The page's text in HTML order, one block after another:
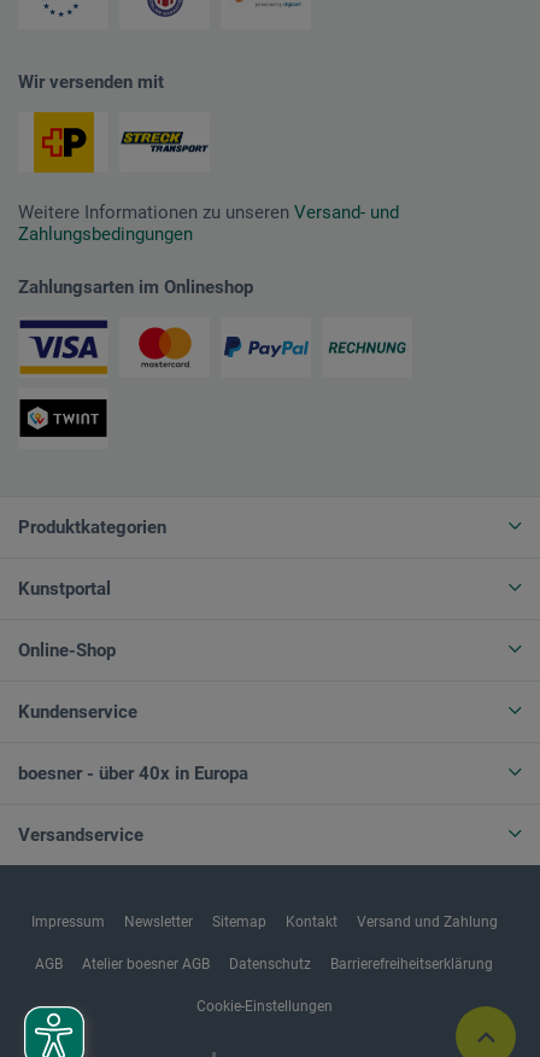
Wir versenden mit
Weitere Informationen zu unseren Versand- und
Zahlungsbedingungen
Zahlungsarten im Onlineshop
Produktkategorien
Kunstportal
Online-Shop
Kundenservice
boesner - über 40x in Europa
Versandservice
Impressum Newsletter Sitemap Kontakt Versand und Zahlung
AGB Atelier boesner AGB Datenschutz Barrierefreiheitserklärung
Cookie-Einstellungen